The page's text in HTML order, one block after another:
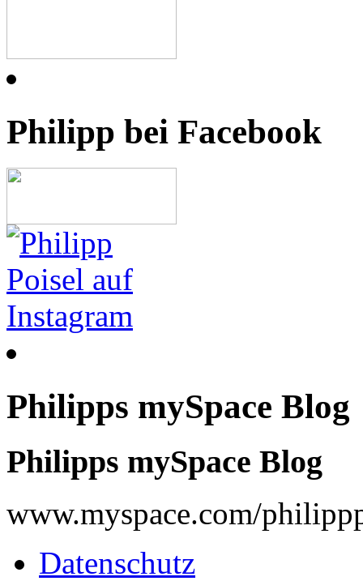
Philipp bei Facebook
Philipps mySpace Blog
Philipps mySpace Blog
www.myspace.com/
Datenschutz